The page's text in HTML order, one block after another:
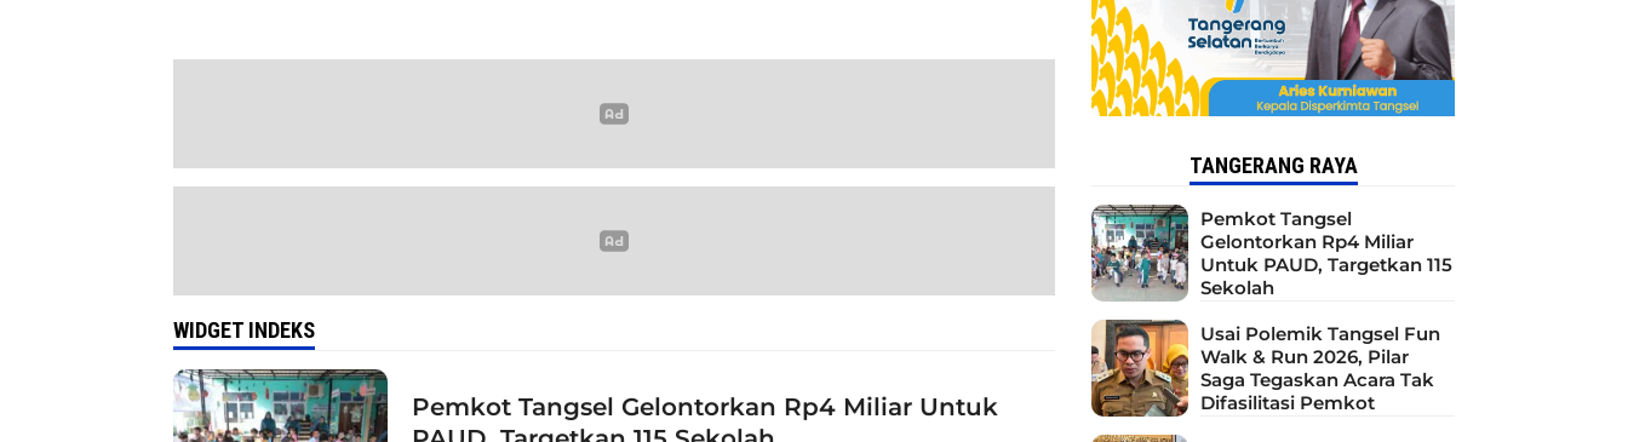
WIDGET INDEKS
Pemkot Tangsel Gelontorkan Rp4 Miliar Untuk
TANGERANG RAYA
Pemkot Tangsel
Gelontorkan Rp4 Miliar
Untuk PAUD, Targetkan 115
Sekolah
Usai Polemik Tangsel Fun
Walk & Run 2026, Pilar
Saga Tegaskan Acara Tak
Difasilitasi Pemkot